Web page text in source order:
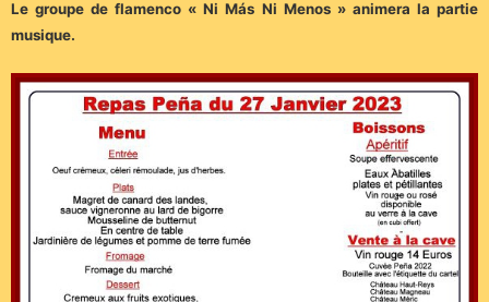
Le groupe de flamenco « Ni Más Ni Menos » animera la partie
musique.